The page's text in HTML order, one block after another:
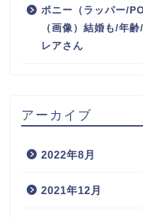
ポニー（ラッパー/
（画像）結婚も/年
レアさん
アーカイブ
2022年8月
2021年12月